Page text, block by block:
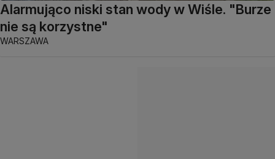
Alarmująco niski stan wody w Wiśle. "Burze
nie są korzystne"
WARSZAWA